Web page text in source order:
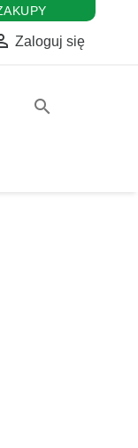
Zaloguj się
search